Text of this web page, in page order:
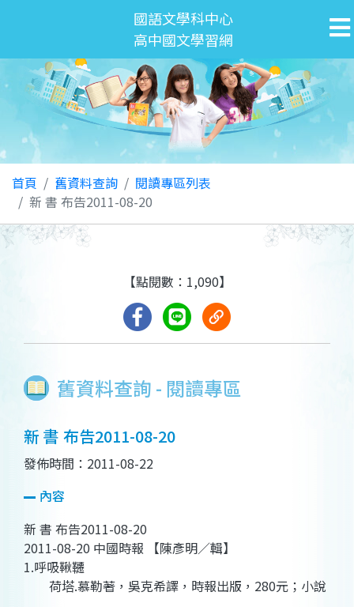
國語文學科中心
高中國文學習網
首頁 舊資料查詢
閱讀專區列表
新 書 布告2011-08-20
舊資料查詢 - 閱讀專區
【點閱數：1,090】
新 書 布告2011-08-20
發佈時間：2011-08-22
內容
新 書 布告2011-08-20
2011-08-20 中國時報 【陳彥明／輯】
1.呼吸鞦韆
荷塔.慕勒著，吳克希譯，時報出版，280元；小說